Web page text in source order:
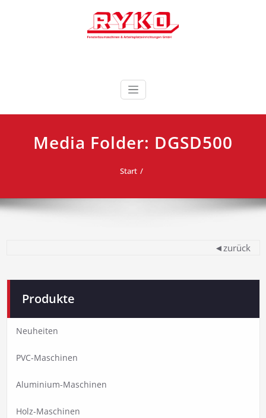
RYKO Deutschland
GmbH
Media Folder: DGSD500
Start
◄zurück
Produkte
Neuheiten
PVC-Maschinen
Aluminium-Maschinen
Holz-Maschinen